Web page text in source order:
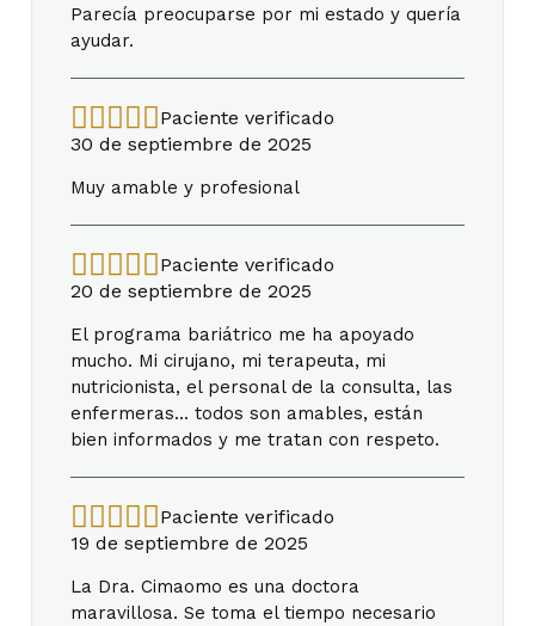
Parecía preocuparse por mi estado y quería
ayudar.
Paciente verificado
30 de septiembre de 2025
Muy amable y profesional
Paciente verificado
20 de septiembre de 2025
El programa bariátrico me ha apoyado
mucho. Mi cirujano, mi terapeuta, mi
nutricionista, el personal de la consulta, las
enfermeras... todos son amables, están
bien informados y me tratan con respeto.
Paciente verificado
19 de septiembre de 2025
La Dra. Cimaomo es una doctora
maravillosa. Se toma el tiempo necesario